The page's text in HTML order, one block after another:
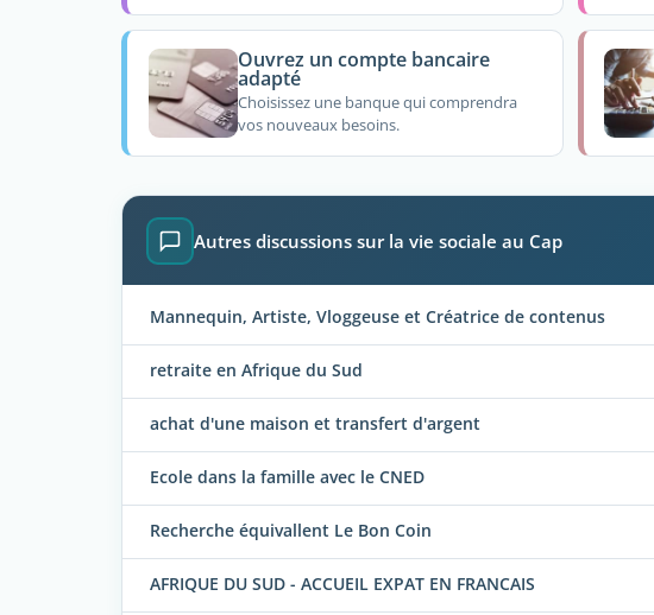
Ouvrez un compte bancaire
adapté
Choisissez une banque qui comprendra
vos nouveaux besoins.
Autres discussions sur la vie sociale au Cap
Mannequin, Artiste, Vloggeuse et Créatrice de contenus
retraite en Afrique du Sud
achat d'une maison et transfert d'argent
Ecole dans la famille avec le CNED
Recherche équivallent Le Bon Coin
AFRIQUE DU SUD - ACCUEIL EXPAT EN FRANCAIS